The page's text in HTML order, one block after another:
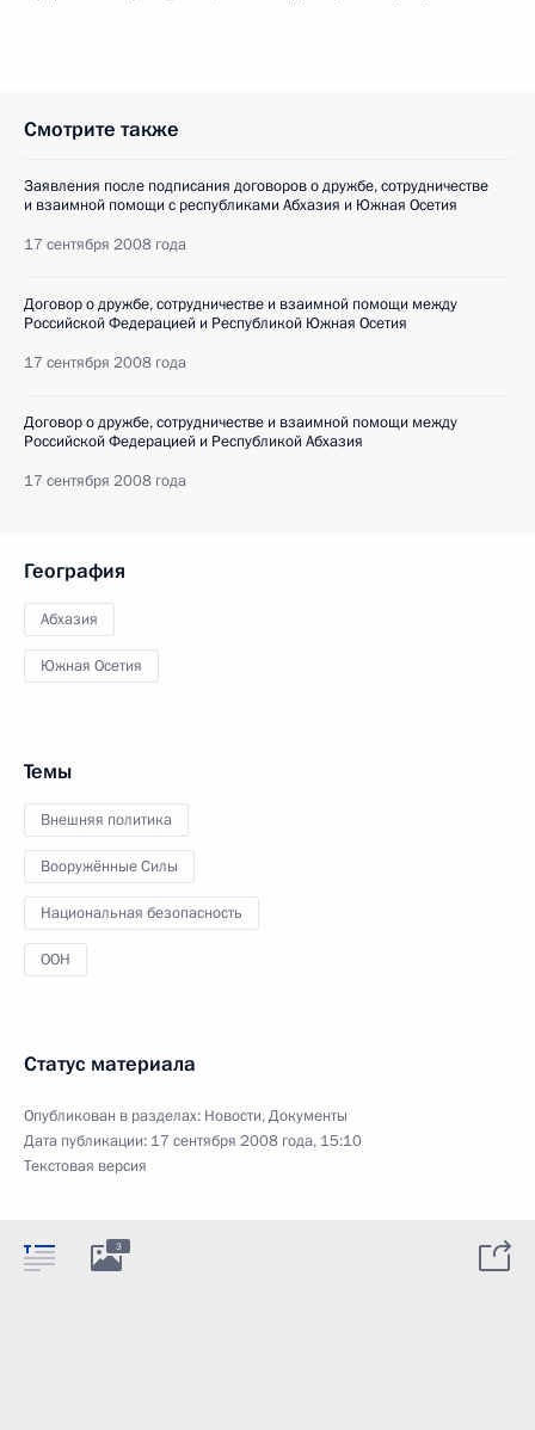
Смотрите также
Заявления после подписания договоров о дружбе, сотрудничестве
и взаимной помощи с республиками Абхазия и Южная Осетия
17 сентября 2008 года
Договор о дружбе, сотрудничестве и взаимной помощи между
Российской Федерацией и Республикой Южная Осетия
17 сентября 2008 года
Договор о дружбе, сотрудничестве и взаимной помощи между
Российской Федерацией и Республикой Абхазия
17 сентября 2008 года
География
Абхазия
Южная Осетия
Темы
Внешняя политика
Вооружённые Силы
Национальная безопасность
ООН
Статус материала
Опубликован в разделах: Новости,Документы
Дата публикации: 17 сентября 2008 года, 15:10
Текстовая версия
3